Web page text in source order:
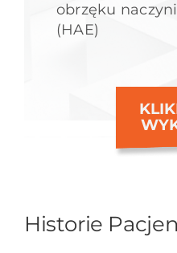
obrzęku
(HAE)
Historie